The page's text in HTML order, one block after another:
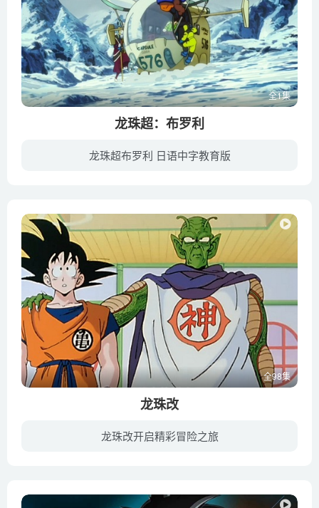
全1集
龙珠超：布罗利
龙珠超布罗利 日语中字教育版
全98集
龙珠改
龙珠改开启精彩冒险之旅